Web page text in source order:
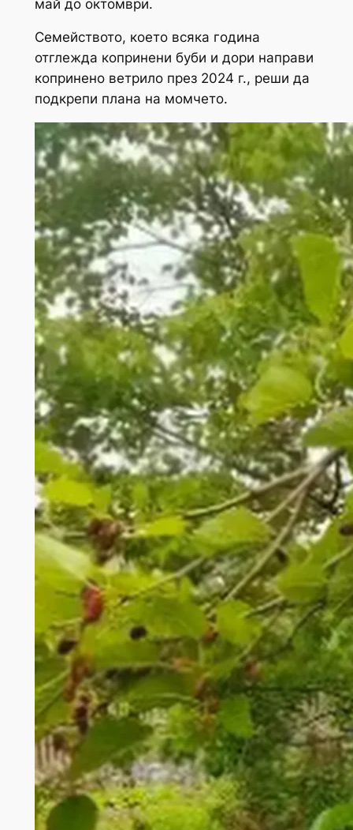
май до октомври.
Семейството, което всяка година
отглежда копринени буби и дори направи
копринено ветрило през 2024 г., реши да
подкрепи плана на момчето.